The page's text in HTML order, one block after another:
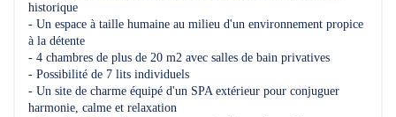
historique
- Un espace à taille humaine au milieu d'un environnement propice
à la détente
- 4 chambres de plus de 20 m2 avec salles de bain privatives
- Possibilité de 7 lits individuels
- Un site de charme équipé d'un SPA extérieur pour conjuguer
harmonie, calme et relaxation